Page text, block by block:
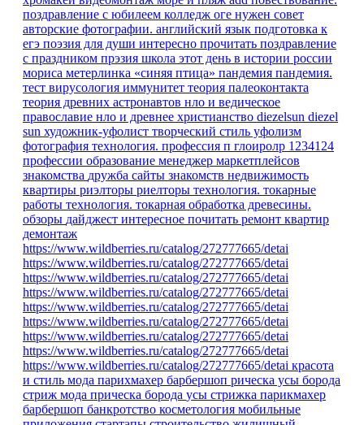
поздравление с юбилеем колледж оге нужен совет
авторские фотографии. английский язык подготовка к
егэ поэзия для души интересно прочитать поздравление
с праздником прэзия школа этот день в истории россии
мориса метерлинка «синяя птица» пандемия пандемия.
тест вирусология иммунитет теория палеоконтакта
теория древних астронавтов нло и ведическое
православие нло и древнее христианство diezelsun diezel
sun художник-уфолист творческий стиль уфолизм
фотография технология. профессия п глоиролр 1234124
профессии образование менеджер маркетплейсов
знакомства дружба сайты знакомств недвижимость
квартиры риэлторы риелторы технология. токарные
работы технология. токарная обработка древесины.
обзоры дайджест интересное почитать ремонт квартир
демонтаж
https://www.wildberries.ru/catalog/272777665/detai
https://www.wildberries.ru/catalog/272777665/detai
https://www.wildberries.ru/catalog/272777665/detai
https://www.wildberries.ru/catalog/272777665/detai
https://www.wildberries.ru/catalog/272777665/detai
https://www.wildberries.ru/catalog/272777665/detai
https://www.wildberries.ru/catalog/272777665/detai
https://www.wildberries.ru/catalog/272777665/detai
https://www.wildberries.ru/catalog/272777665/detai красота
и стиль мода парихмахер барбершоп рическа усы борода
стриж мода прическа борода усы стрижка парикмахер
барбершоп банкротство косметология мобильные